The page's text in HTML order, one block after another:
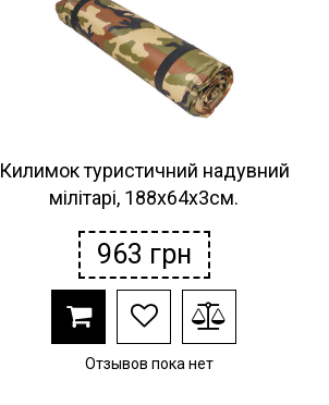
Килимок туристичний надувний
мілітарі, 188х64х3см.
963 грн
Отзывов пока нет